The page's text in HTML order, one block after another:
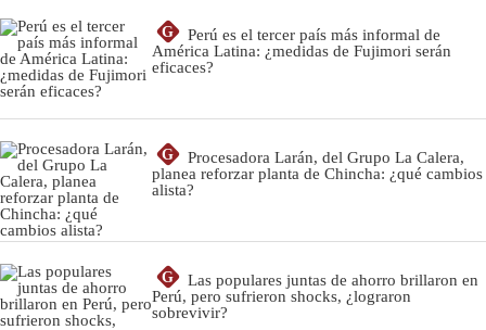
G
Perú es el tercer país más informal de
América Latina: ¿medidas de Fujimori serán
eficaces?
G
Procesadora Larán, del Grupo La Calera,
planea reforzar planta de Chincha: ¿qué cambios
alista?
G
Las populares juntas de ahorro brillaron en
Perú, pero sufrieron shocks, ¿lograron
sobrevivir?